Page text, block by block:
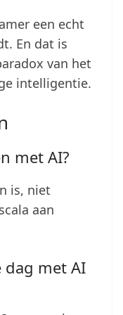
een echt
En dat is
van het
intelligentie.
met AI?
is, niet
aan
dag met AI